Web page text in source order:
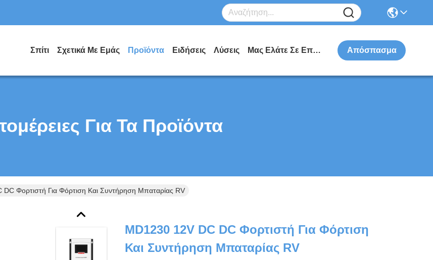
Σπίτι Σχετικά Με Εμάς Προϊόντα Ειδήσεις Λύσεις Μας Ελάτε Σε Επαφή Με Απόσπασμα
Για Τα Προϊόντα
DC Φορτιστή Για Φόρτιση Και Συντήρηση Μπαταρίας RV
MD1230 12V DC DC Φορτιστή Για Φόρτιση
Και Συντήρηση Μπαταρίας RV